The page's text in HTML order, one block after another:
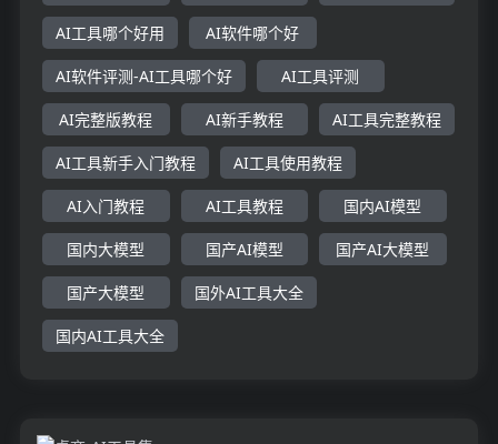
AI工具哪个好用 AI软件哪个好
AI软件评测-AI工具哪个好 AI工具评测
AI完整版教程 AI新手教程 AI工具完整教程
AI工具新手入门教程 AI工具使用教程
AI入门教程 AI工具教程 国内AI模型
国内大模型 国产AI模型 国产AI大模型
国产大模型 国外AI工具大全
国内AI工具大全